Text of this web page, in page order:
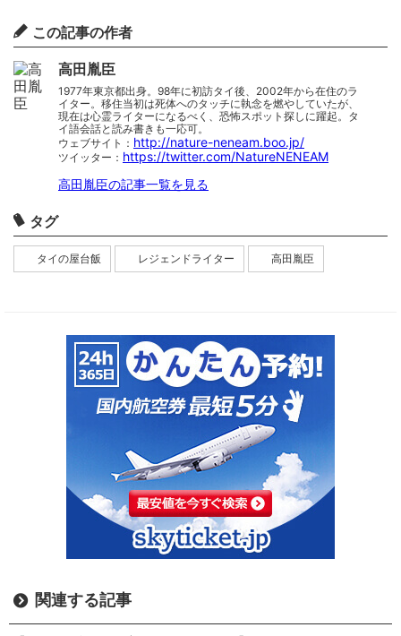
この記事の作者
高田胤臣
1977年東京都出身。98年に初訪タイ後、2002年から在住のラ
イター。移住当初は死体へのタッチに執念を燃やしていたが、
現在は心霊ライターになるべく、恐怖スポット探しに躍起。タ
イ語会話と読み書きも一応可。
ウェブサイト： http://nature-neneam.boo.jp/
ツイッター： https://twitter.com/NatureNENEAM
高田胤臣の記事一覧を見る
タグ
タイの屋台飯 レジェンドライター 高田胤臣
関連する記事